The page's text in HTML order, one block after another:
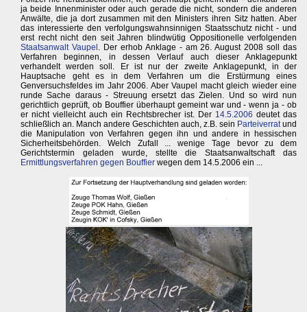
ja beide Innenminister oder auch gerade die nicht, sondern die anderen
Anwälte, die ja dort zusammen mit den Ministers ihren Sitz hatten. Aber
das interessierte den verfolgungswahnsinnigen Staatsschutz nicht - und
erst recht nicht den seit Jahren blindwütig Oppositionelle verfolgenden
Staatsanwalt Vaupel . Der erhob Anklage - am 26. August 2008 soll das
Verfahren beginnen, in dessen Verlauf auch dieser Anklagepunkt
verhandelt werden soll. Er ist nur der zweite Anklagepunkt, in der
Hauptsache geht es in dem Verfahren um die Erstürmung eines
Genversuchsfeldes im Jahr 2006. Aber Vaupel macht gleich wieder eine
runde Sache daraus - Streuung ersetzt das Zielen. Und so wird nun
gerichtlich geprüft, ob Bouffier überhaupt gemeint war und - wenn ja - ob
er nicht vielleicht auch ein Rechtsbrecher ist. Der 14.5.2006 deutet das
schließlich an. Manch andere Geschichten auch, z.B. sein Parteiverratund
die Manipulation von Verfahren gegen ihn und andere in hessischen
Sicherheitsbehörden. Welch Zufall ... wenige Tage bevor zu dem
Gerichtstermin geladen wurde, stellte die Staatsanwaltschaft das
Ermittlungsverfahren gegen Bouffier wegen dem 14.5.2006 ein ...